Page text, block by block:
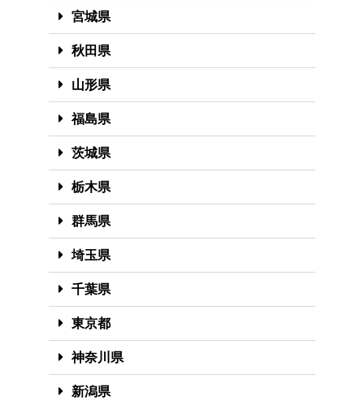
宮城県
秋田県
山形県
福島県
茨城県
栃木県
群馬県
埼玉県
千葉県
東京都
神奈川県
新潟県